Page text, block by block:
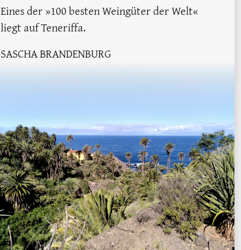
Eines der »100 besten Weingüter der Welt«
liegt auf Teneriffa.
SASCHA BRANDENBURG